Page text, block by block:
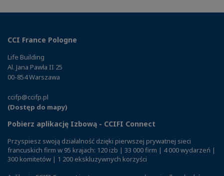
CCI France Pologne
Life Building
Al. Jana Pawła II 25
00-854 Warszawa
ccifp@ccifp.pl
(Dostęp do mapy)
Pobierz aplikację Izbową - CCIFI Connect
Przyspiesz swoją działalność dzięki pierwszej prywatnej sieci
francuskich firm w 95 krajach: 120 izb | 33 000 firm | 4 000 wydarzeń |
300 komitetów | 1 200 ekskluzywnych korzyści